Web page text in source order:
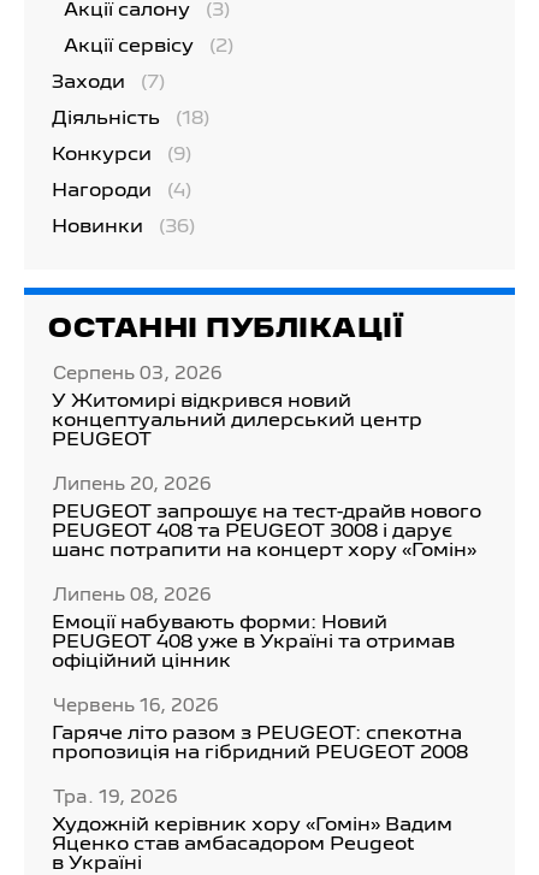
Акції салону (3)
Акції сервісу (2)
Заходи (7)
Діяльність (18)
Конкурси (9)
Нагороди (4)
Новинки (36)
ОСТАННІ ПУБЛІКАЦІЇ
Серпень 03, 2026
У Житомирі відкрився новий
концептуальний дилерський центр
PEUGEOT
Липень 20, 2026
PEUGEOT запрошує на тест-драйв нового
PEUGEOT 408 та PEUGEOT 3008 і дарує
шанс потрапити на концерт хору «Гомін»
Липень 08, 2026
Емоції набувають форми: Новий
PEUGEOT 408 уже в Україні та отримав
офіційний цінник
Червень 16, 2026
Гаряче літо разом з PEUGEOT: спекотна
пропозиція на гібридний PEUGEOT 2008
Тра. 19, 2026
Художній керівник хору «Гомін» Вадим
Яценко став амбасадором Peugeot
в Україні